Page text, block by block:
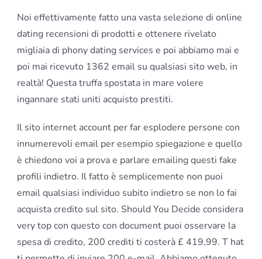
Noi effettivamente fatto una vasta selezione di online
dating recensioni di prodotti e ottenere rivelato
migliaia di phony dating services e poi abbiamo mai e
poi mai ricevuto 1362 email su qualsiasi sito web, in
realtà! Questa truffa spostata in mare volere
ingannare stati uniti acquisto prestiti.
Il sito internet account per far esplodere persone con
innumerevoli email per esempio spiegazione e quello
è chiedono voi a prova e parlare emailing questi fake
profili indietro. Il fatto è semplicemente non puoi
email qualsiasi individuo subito indietro se non lo fai
acquista credito sul sito. Should You Decide considera
very top con questo con document puoi osservare la
spesa di credito, 200 crediti ti costerà£ 419,99. T hat